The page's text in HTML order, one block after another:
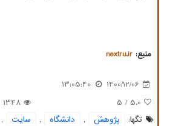
منبع: nextru.ir
1400/12/06
13:05:40
5.0
/ 5
1348
تگها:
پژوهش , دانشگاه , سایت ,